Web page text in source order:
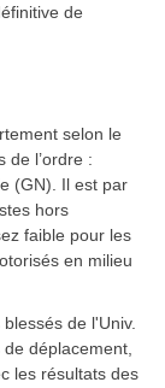
de
selon le
de l’ordre :
(GN). Il est par
hors
faible pour les
en milieu
de l'Univ.
déplacement,
les résultats des